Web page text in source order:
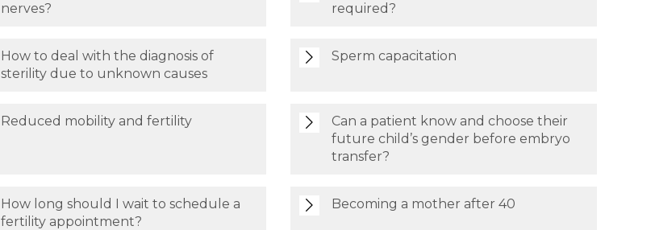
nerves?
required?
How to deal with the diagnosis of
sterility due to unknown causes
Sperm capacitation
Reduced mobility and fertility
Can a patient know and choose their
future child’s gender before embryo
transfer?
How long should I wait to schedule a
fertility appointment?
Becoming a mother after 40